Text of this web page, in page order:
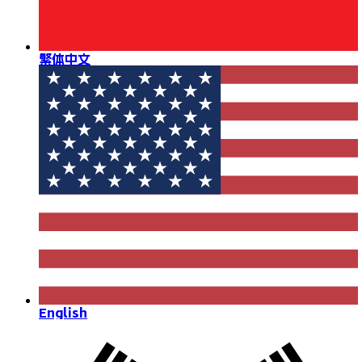
繁体中文
English